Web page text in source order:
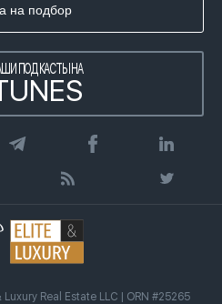
на подбор
ПОДКАСТЫ НА
Real Estate LLC | ORN #25265